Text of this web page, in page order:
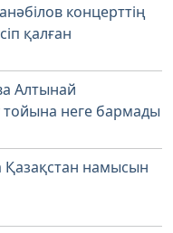
концерттің
қалған
Алтынай
неге бармады
намысын